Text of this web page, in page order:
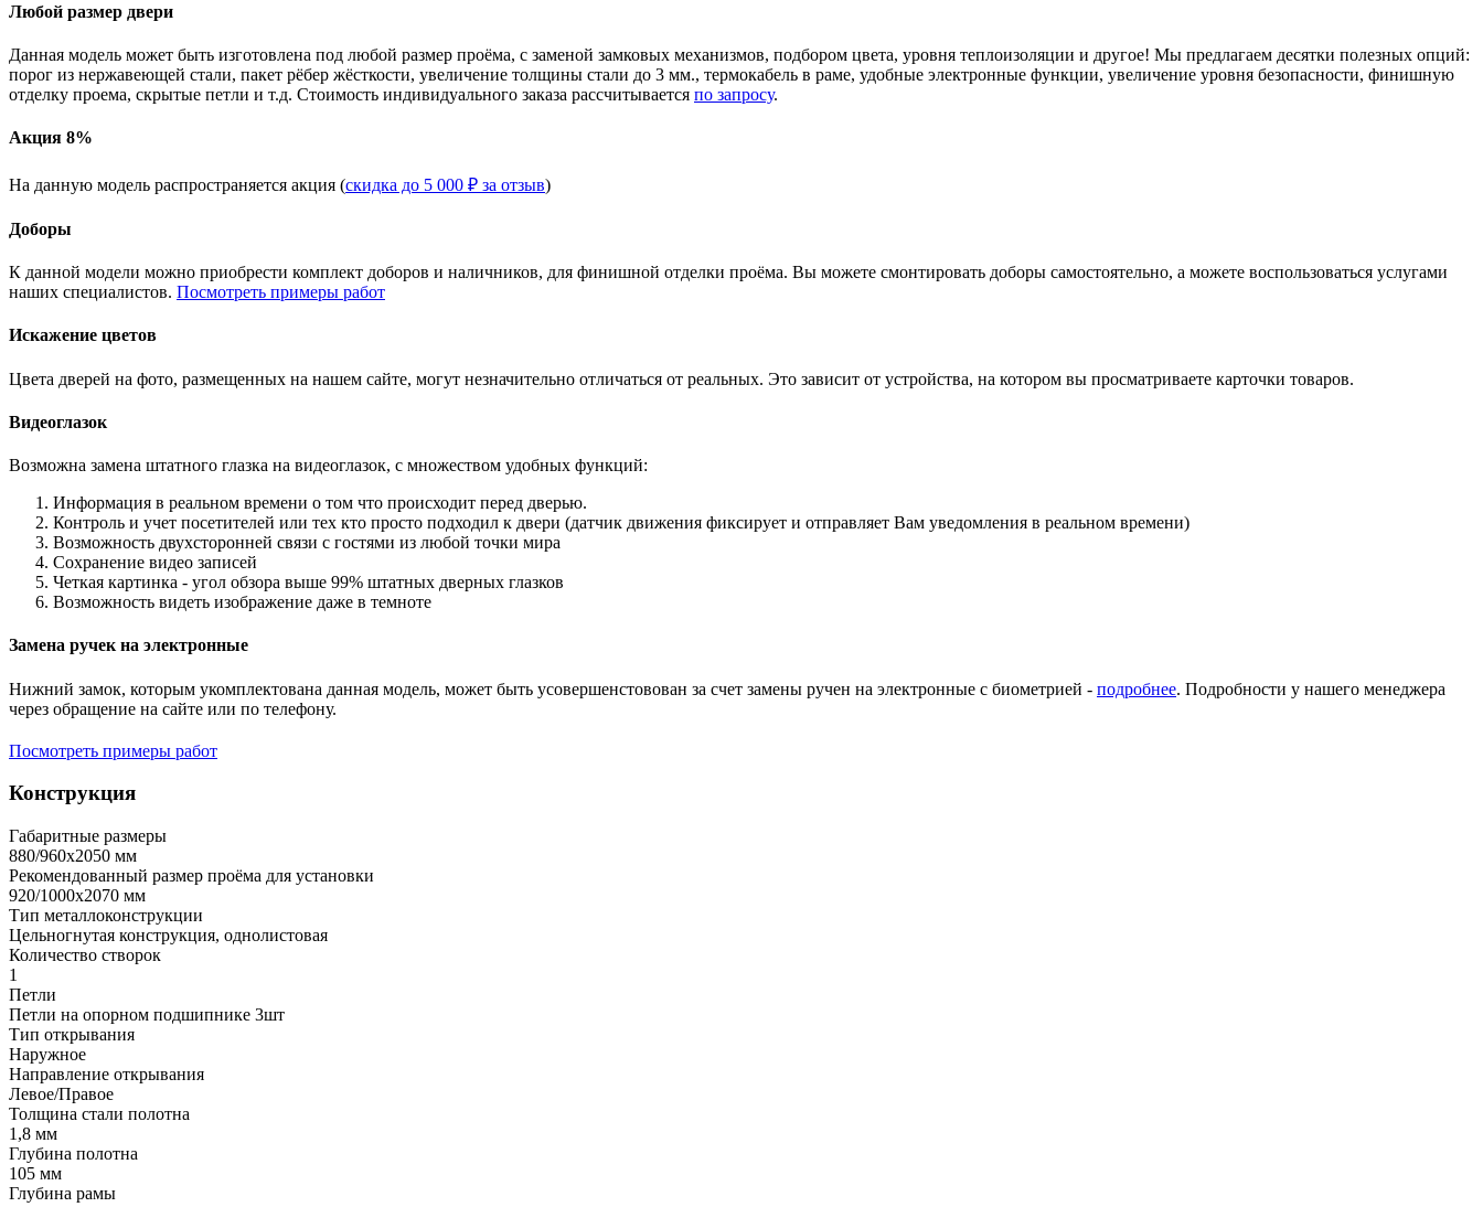
Любой размер двери
Данная модель может быть изготовлена под любой размер проёма, с заменой замковых механизмов, подбором цвета, уровня теплоизоляции и другое! Мы предлагаем десятки полезных опций:
порог из нержавеющей стали, пакет рёбер жёсткости, увеличение толщины стали до 3 мм., термокабель в раме, удобные электронные функции, увеличение уровня безопасности, финишную
отделку проема, скрытые петли и т.д. Стоимость индивидуального заказа рассчитывается по запросу.
Акция 8%
На данную модель распространяется акция (скидка до 5 000 ₽ за отзыв)
Доборы
К данной модели можно приобрести комплект доборов и наличников, для финишной отделки проёма. Вы можете смонтировать доборы самостоятельно, а можете воспользоваться услугами
наших специалистов. Посмотреть примеры работ
Искажение цветов
Цвета дверей на фото, размещенных на нашем сайте, могут незначительно отличаться от реальных. Это зависит от устройства, на котором вы просматриваете карточки товаров.
Видеоглазок
Возможна замена штатного глазка на видеоглазок, с множеством удобных функций:
Информация в реальном времени о том что происходит перед дверью.
Контроль и учет посетителей или тех кто просто подходил к двери (датчик движения фиксирует и отправляет Вам уведомления в реальном времени)
Возможность двухсторонней связи с гостями из любой точки мира
Сохранение видео записей
Четкая картинка - угол обзора выше 99% штатных дверных глазков
Возможность видеть изображение даже в темноте
Замена ручек на электронные
Нижний замок, которым укомплектована данная модель, может быть усовершенстовован за счет замены ручен на электронные с биометрией - подробнее. Подробности у нашего менеджера
через обращение на сайте или по телефону.
Посмотреть примеры работ
Конструкция
Габаритные размеры
880/960х2050 мм
Рекомендованный размер проёма для установки
920/1000х2070 мм
Тип металлоконструкции
Цельногнутая конструкция, однолистовая
Количество створок
1
Петли
Петли на опорном подшипнике 3шт
Тип открывания
Наружное
Направление открывания
Левое/Правое
Толщина стали полотна
1,8 мм
Глубина полотна
105 мм
Глубина рамы